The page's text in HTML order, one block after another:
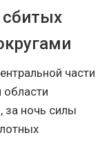
сбитых
части
области
ночь силы